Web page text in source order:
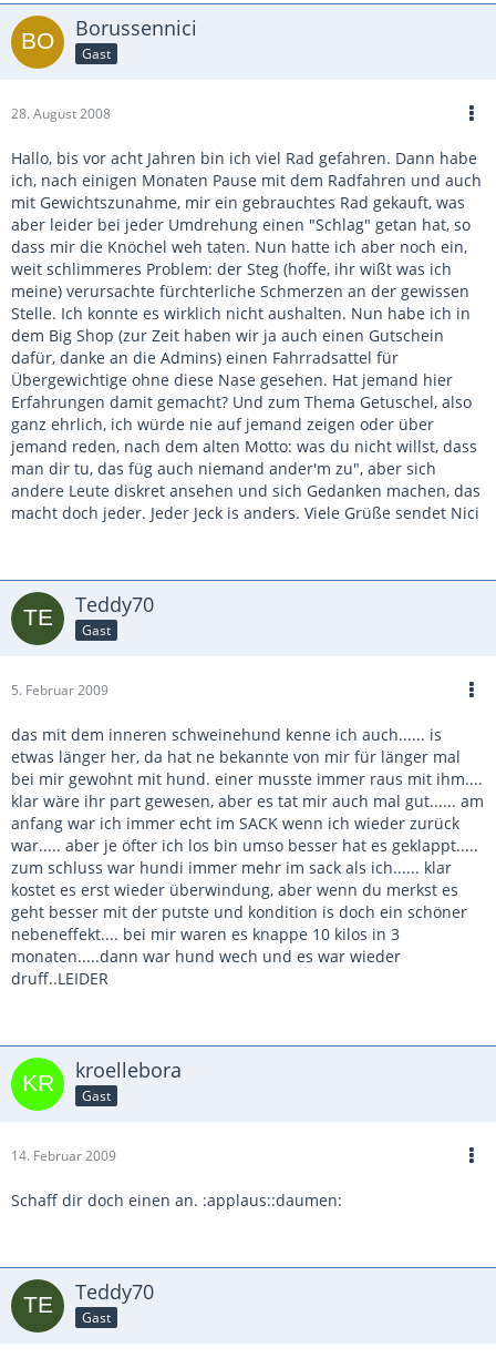
Borussennici
Gast
28. August 2008
Hallo, bis vor acht Jahren bin ich viel Rad gefahren. Dann habe
ich, nach einigen Monaten Pause mit dem Radfahren und auch
mit Gewichtszunahme, mir ein gebrauchtes Rad gekauft, was
aber leider bei jeder Umdrehung einen "Schlag" getan hat, so
dass mir die Knöchel weh taten. Nun hatte ich aber noch ein,
weit schlimmeres Problem: der Steg (hoffe, ihr wißt was ich
meine) verursachte fürchterliche Schmerzen an der gewissen
Stelle. Ich konnte es wirklich nicht aushalten. Nun habe ich in
dem Big Shop (zur Zeit haben wir ja auch einen Gutschein
dafür, danke an die Admins) einen Fahrradsattel für
Übergewichtige ohne diese Nase gesehen. Hat jemand hier
Erfahrungen damit gemacht? Und zum Thema Getuschel, also
ganz ehrlich, ich würde nie auf jemand zeigen oder über
jemand reden, nach dem alten Motto: was du nicht willst, dass
man dir tu, das füg auch niemand ander'm zu", aber sich
andere Leute diskret ansehen und sich Gedanken machen, das
macht doch jeder. Jeder Jeck is anders. Viele Grüße sendet Nici
Teddy70
Gast
5. Februar 2009
das mit dem inneren schweinehund kenne ich auch...... is
etwas länger her, da hat ne bekannte von mir für länger mal
bei mir gewohnt mit hund. einer musste immer raus mit ihm....
klar wäre ihr part gewesen, aber es tat mir auch mal gut...... am
anfang war ich immer echt im SACK wenn ich wieder zurück
war..... aber je öfter ich los bin umso besser hat es geklappt.....
zum schluss war hundi immer mehr im sack als ich...... klar
kostet es erst wieder überwindung, aber wenn du merkst es
geht besser mit der putste und kondition is doch ein schöner
nebeneffekt.... bei mir waren es knappe 10 kilos in 3
monaten.....dann war hund wech und es war wieder
druff..LEIDER
kroellebora
Gast
14. Februar 2009
Schaff dir doch einen an. :applaus::daumen:
Teddy70
Gast